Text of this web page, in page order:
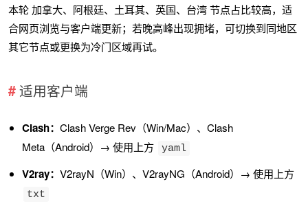
本轮 加拿大、阿根廷、土耳其、英国、台湾 节点占比较高，适
合网页浏览与客户端更新；若晚高峰出现拥堵，可切换到同地区
其它节点或更换为冷门区域再试。
适用客户端
Clash： Clash Verge Rev（Win/Mac）、Clash
Meta（Android）→ 使用上方
yaml
V2ray： V2rayN（Win）、V2rayNG（Android）→ 使用上方
txt